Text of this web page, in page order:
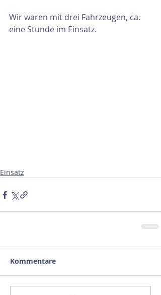
Wir waren mit drei Fahrzeugen, ca.
eine Stunde im Einsatz.
Einsatz
Kommentare